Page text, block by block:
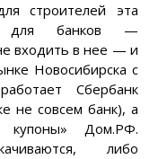
строителей эта
для банков —
входить в нее — и
Новосибирска с
Сбербанк
не совсем банк), а
купоны» Дом.РФ.
либо